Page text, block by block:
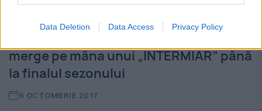
Data Deletion Data Access Privacy Policy
merge pe mâna unui „INTERMIAR” până
la finalul sezonului
6 OCTOMBRIE 2017